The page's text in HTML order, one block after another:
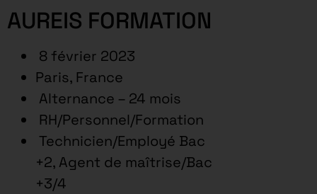
AUREIS FORMATION
8 février 2023
Paris, France
Alternance – 24 mois
RH/Personnel/Formation
Technicien/Employé Bac
+2, Agent de maîtrise/Bac
+3/4